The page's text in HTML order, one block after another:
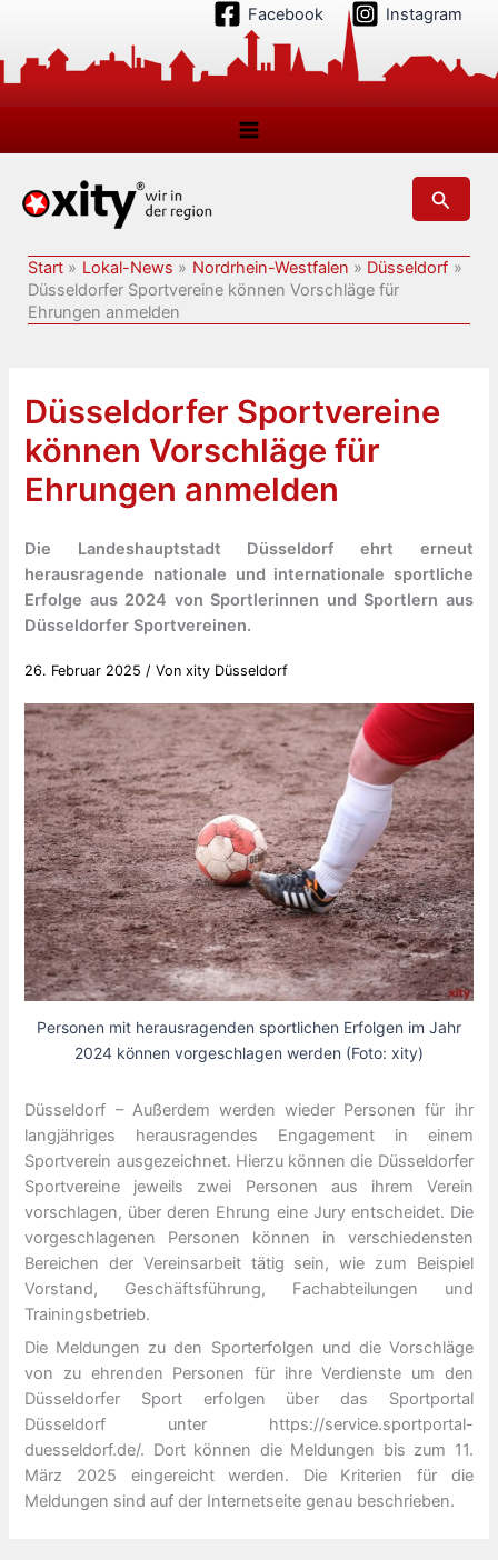
springen
Facebook Instagram
Suchen
Start Lokal-News Nordrhein-Westfalen
Düsseldorf
Düsseldorfer Sportvereine können Vorschläge für
Ehrungen anmelden
Düsseldorfer Sportvereine
können Vorschläge für
Ehrungen anmelden
Die Landeshauptstadt Düsseldorf ehrt erneut
herausragende nationale und internationale sportliche
Erfolge aus 2024 von Sportlerinnen und Sportlern aus
Düsseldorfer Sportvereinen.
26. Februar 2025 / Vonxity Düsseldorf
Personen mit herausragenden sportlichen Erfolgen im Jahr
2024 können vorgeschlagen werden (Foto: xity)
Düsseldorf – Außerdem werden wieder Personen für ihr
langjähriges herausragendes Engagement in einem
Sportverein ausgezeichnet. Hierzu können die Düsseldorfer
Sportvereine jeweils zwei Personen aus ihrem Verein
vorschlagen, über deren Ehrung eine Jury entscheidet. Die
vorgeschlagenen Personen können in verschiedensten
Bereichen der Vereinsarbeit tätig sein, wie zum Beispiel
Vorstand, Geschäftsführung, Fachabteilungen und
Trainingsbetrieb.
Die Meldungen zu den Sporterfolgen und die Vorschläge
von zu ehrenden Personen für ihre Verdienste um den
Düsseldorfer Sport erfolgen über das Sportportal
Düsseldorf unter https://service.sportportal-
duesseldorf.de/. Dort können die Meldungen bis zum 11.
März 2025 eingereicht werden. Die Kriterien für die
Meldungen sind auf der Internetseite genau beschrieben.